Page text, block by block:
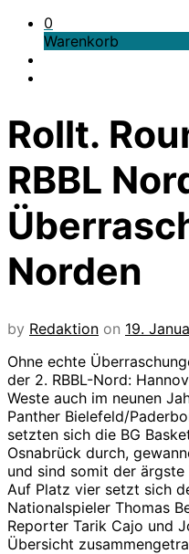
0
Warenkorb
Rollt.
RBBL
Norden
by Redaktion on 19.
Ohne echte
der 2. RBBL-Nord:
Weste auch im neunen
Panther Bielefeld/
setzten sich die BG
Osnabrück durch,
und sind somit der
Auf Platz vier setzt sich
Nationalspieler Thomas
Reporter Tarik Cajo und
Übersicht